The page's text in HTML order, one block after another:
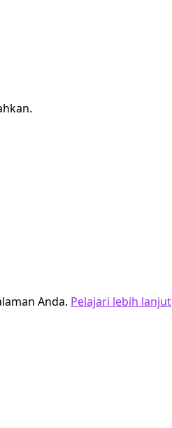
Anda. Pelajari lebih lanjut